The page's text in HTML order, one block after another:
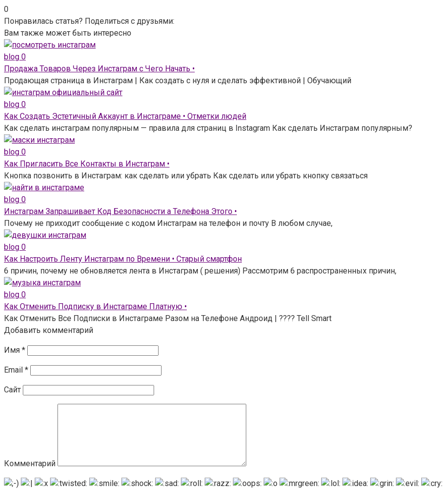
0
Понравилась статья? Поделиться с друзьями:
Вам также может быть интересно
blog 0
Продажа Товаров Через Инстаграм с Чего Начать •
Продающая страница в Инстаграм | Как создать с нуля и сделать эффективной | Обучающий
blog 0
Как Создать Эстетичный Аккаунт в Инстаграме • Отметки людей
Как сделать инстаграм популярным — правила для страниц в Instagram Как сделать Инстаграм популярным?
blog 0
Как Пригласить Все Контакты в Инстаграм •
Кнопка позвонить в Инстаграм: как сделать или убрать Как сделать или убрать кнопку связаться
blog 0
Инстаграм Запрашивает Код Безопасности а Телефона Этого •
Почему не приходит сообщение с кодом Инстаграм на телефон и почту В любом случае,
blog 0
Как Настроить Ленту Инстаграм по Времени • Старый смартфон
6 причин, почему не обновляется лента в Инстаграм ( решения) Рассмотрим 6 распространенных причин,
blog 0
Как Отменить Подписку в Инстаграме Платную •
Как Отменить Все Подписки в Инстаграме Разом на Телефоне Андроид | ???? Tell Smart
Добавить комментарий
Имя *
Email *
Сайт
Комментарий